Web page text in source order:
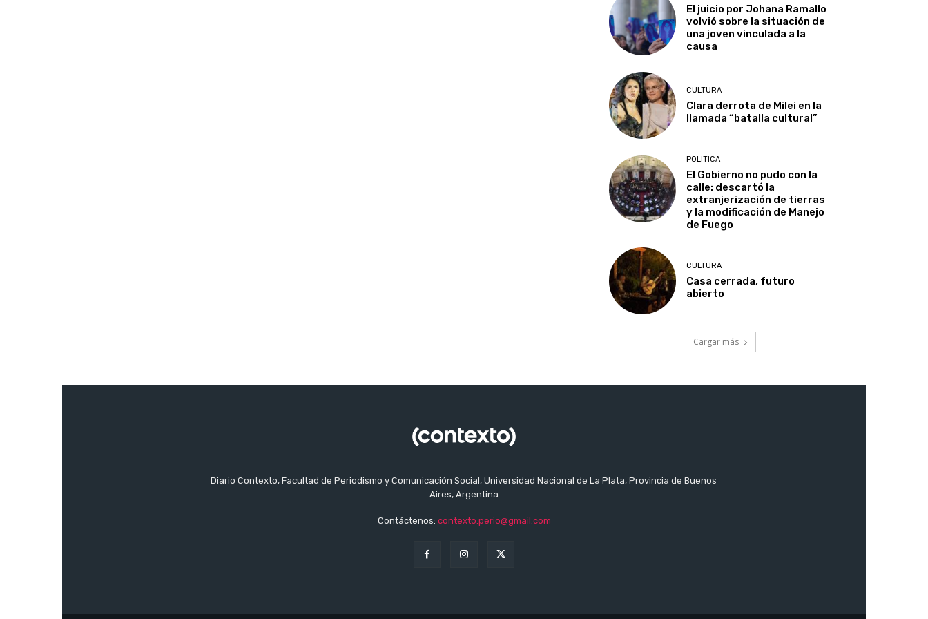
El juicio por Johana Ramallo
volvió sobre la situación de
una joven vinculada a la
causa
CULTURA
Clara derrota de Milei en la
llamada “batalla cultural”
POLITICA
El Gobierno no pudo con la
calle: descartó la
extranjerización de tierras
y la modificación de Manejo
de Fuego
CULTURA
Casa cerrada, futuro
abierto
Cargar más
Diario Contexto, Facultad de Periodismo y Comunicación Social, Universidad Nacional de La Plata, Provincia de Buenos
Aires, Argentina
Contáctenos: contexto.perio@gmail.com